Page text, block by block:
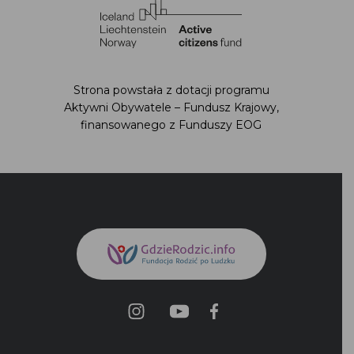
Strona powstała z dotacji programu
Aktywni Obywatele – Fundusz Krajowy,
finansowanego z Funduszy EOG